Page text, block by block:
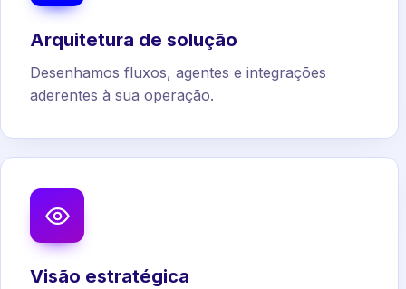
Arquitetura de solução
Desenhamos fluxos, agentes e integrações
aderentes à sua operação.
Visão estratégica